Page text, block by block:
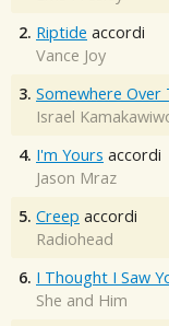
2. Riptide accordi
Vance Joy
3. Somewhere Over
Israel
4. I'm Yours accordi
Jason Mraz
5. Creep accordi
Radiohead
6. I Thought I Saw
She and Him